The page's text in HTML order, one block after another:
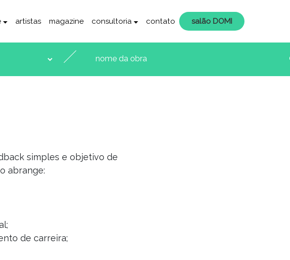
artistas magazine consultoria contato salão DOMI
simples e objetivo de
abrange:
de carreira;